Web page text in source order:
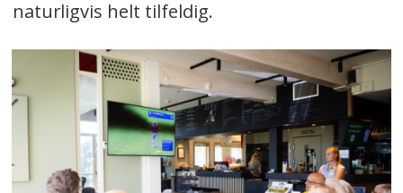
naturligvis helt tilfeldig.